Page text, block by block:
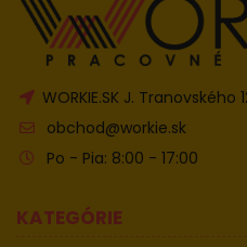
WORKIE.SK J. Tranovského
obchod@workie.sk
Po - Pia: 8:00 - 17:00
KATEGÓRIE